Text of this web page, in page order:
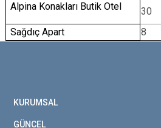
Alpina Konakları Butik Otel
30
Sağdıç Apart
8
KURUMSAL
GÜNCEL